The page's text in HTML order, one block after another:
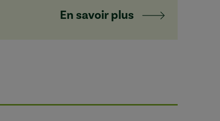
En savoir plus